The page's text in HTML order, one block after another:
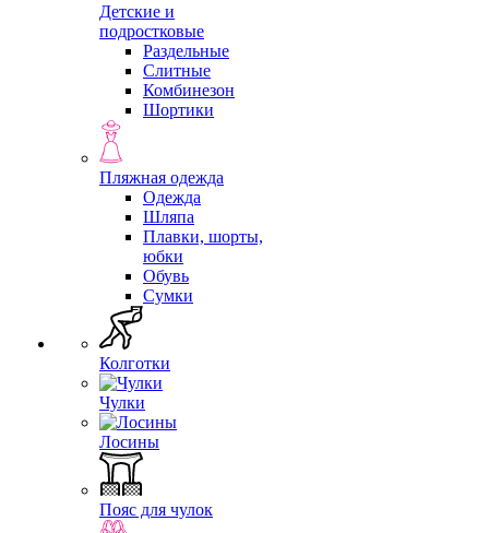
Детские и
подростковые
Раздельные
Слитные
Комбинезон
Шортики
Пляжная одежда
Одежда
Шляпа
Плавки, шорты,
юбки
Обувь
Сумки
Колготки
Чулки
Лосины
Пояс для чулок